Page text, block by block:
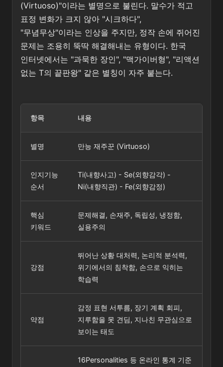
(Virtuoso)"이라는 별명으로 불린다. 말수가 적고
표정 변화가 크지 않아 "시크하다",
"무념무상"이라는 인상을 주지만, 정작 손에 쥐어진
문제는 조용히 뚝딱 해결해내는 유형이다. 한국
인터넷에서는 "과묵한 장인", "맥가이버형", "리액션
없는 T의 끝판왕" 같은 별칭이 자주 붙는다.
항목 내용
별명 만능 재주꾼 (Virtuoso)
인지기능
순서
Ti(내향사고) - Se(외향감각) -
Ni(내향직관) - Fe(외향감정)
핵심
키워드
문제해결, 손재주, 독립성, 냉정함,
실용주의
강점
뛰어난 상황 대처력, 논리적 분석력,
위기에서의 침착함, 손으로 익히는
학습력
약점
감정 표현 서투름, 장기 계획 회피,
지루함을 못 견딤, 지나친 무관심으로
보이는 태도
16Personalities 등 온라인 통계 기준